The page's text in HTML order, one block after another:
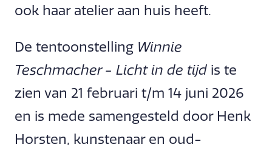
ook haar atelier aan huis heeft.
De tentoonstelling Winnie
Teschmacher - Licht in de tijd is te
zien van 21 februari t/m 14 juni 2026
en is mede samengesteld door Henk
Horsten, kunstenaar en oud-